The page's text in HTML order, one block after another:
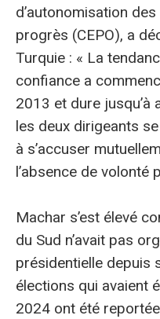
d’autonomisation
progrès (CEPO), a
Turquie : « La
confiance a
2013 et dure jusqu’à
les deux dirigeants
à s’accuser
l’absence de volonté
Machar s’est élevé
du Sud n’avait pas
présidentielle depuis
élections qui avaient
2024 ont été